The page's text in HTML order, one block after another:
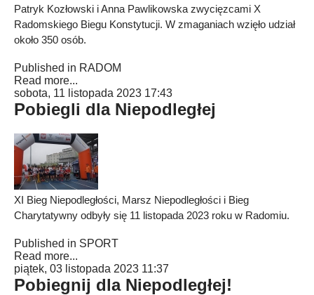
Patryk Kozłowski i Anna Pawlikowska zwycięzcami X
Radomskiego Biegu Konstytucji. W zmaganiach wzięło udział
około 350 osób.
Published in RADOM
Read more...
sobota, 11 listopada 2023 17:43
Pobiegli dla Niepodległej
XI Bieg Niepodległości, Marsz Niepodległości i Bieg
Charytatywny odbyły się 11 listopada 2023 roku w Radomiu.
Published in SPORT
Read more...
piątek, 03 listopada 2023 11:37
Pobiegnij dla Niepodległej!